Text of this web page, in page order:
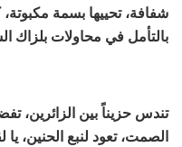
شفافة، تحييها بسمة
بالتأمل في محاولات بلزاك
تندس حزيناً بين الزائرين،
الصمت، تعود لنبع الحنين،